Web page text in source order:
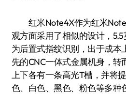
红米Note4X作为红米
观方面采用了相似的设计，
为后置式指纹识别，出于成本
先的CNC一体式金属机身，转
上下各有一条高光T槽，并将
色、白色、黑色、粉色等多种